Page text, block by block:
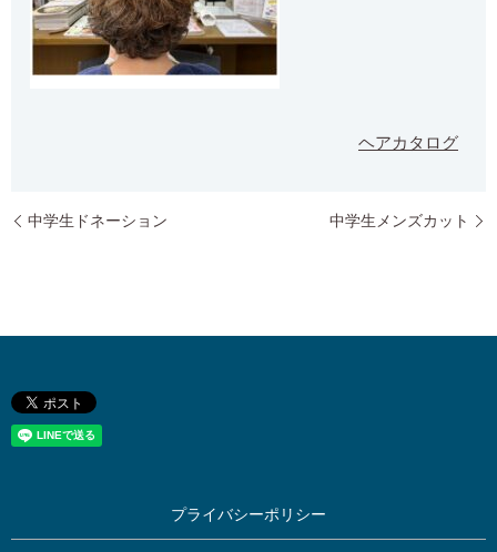
ヘアカタログ
中学生ドネーション 中学生メンズカット
プライバシーポリシー